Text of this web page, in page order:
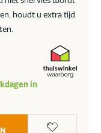
houdt u extra tijd
in